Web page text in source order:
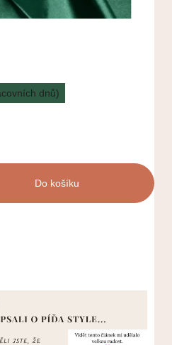
dnů)
Do košíku